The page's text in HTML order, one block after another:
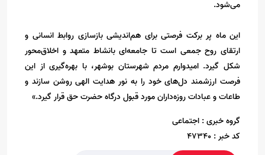
می‌شود.
این ماه پر برکت فرصتی برای هم‌اندیشی بازسازی روابط انسانی و
ارتقای روح جمعی است تا جامعه‌ای بانشاط متعهد و اخلاق‌محور
شکل گیرد. امیدوارم مردم شهرستان بوشهر، با بهره‌گیری از این
فرصت ارزشمند دل‌های خود را به نور هدایت الهی روشن سازند و
طاعات و عبادات روزه‌داران مورد قبول درگاه حضرت حق قرار گیرد.»
گروه خبری : اجتماعی
کد خبر : 47340